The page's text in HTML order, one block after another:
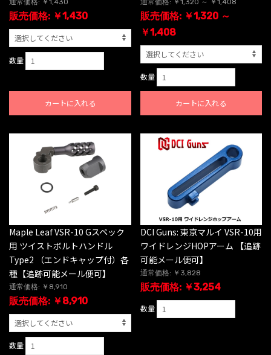
通常価格: ￥1,430
販売価格: ￥1,430
数量
カートに入れる
通常価格: ￥1,320 ～ ￥1,408
販売価格: ￥1,320 ～
￥1,408
数量
カートに入れる
Maple Leaf VSR-10 Gスペック
用 ツイストボルトハンドル
Type2 （エンドキャップ付）各
種【追跡可能メール便可】
通常価格: ￥8,910
販売価格: ￥8,910
数量
DCI Guns: 東京マルイ VSR-10用
ワイドレンジHOPアーム 【追跡
可能メール便可】
通常価格: ￥3,828
販売価格: ￥3,254
数量